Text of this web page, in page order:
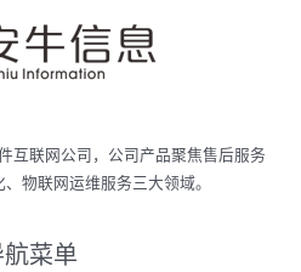
互联网公司，公司产品聚焦售后服务
物联网运维服务三大领域。
航菜单